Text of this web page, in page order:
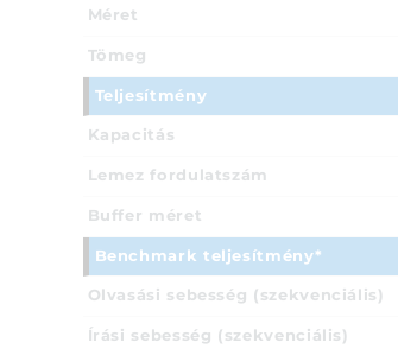
Méret
Tömeg
Teljesítmény
Kapacitás
Lemez fordulatszám
Buffer méret
Benchmark teljesítmény*
Olvasási sebesség (szekvenciális)
Írási sebesség (szekvenciális)